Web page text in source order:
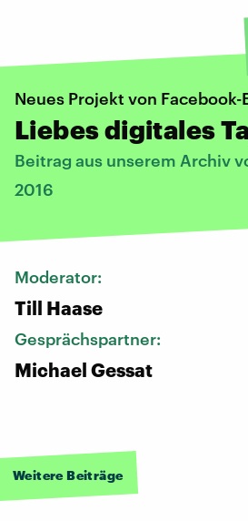
Neues Projekt von
Liebes digitales
Beitrag aus unserem Archiv
2016
Moderator:
Till Haase
Gesprächspartner:
Michael Gessat
Weitere Beiträge